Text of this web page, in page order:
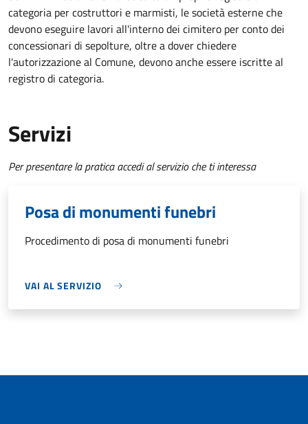
categoria per costruttori e marmisti, le società esterne che
devono eseguire lavori all'interno dei cimitero per conto dei
concessionari di sepolture, oltre a dover chiedere
l'autorizzazione al Comune, devono anche essere iscritte al
registro di categoria.
Servizi
Per presentare la pratica accedi al servizio che ti interessa
Posa di monumenti funebri
Procedimento di posa di monumenti funebri
VAI AL SERVIZIO